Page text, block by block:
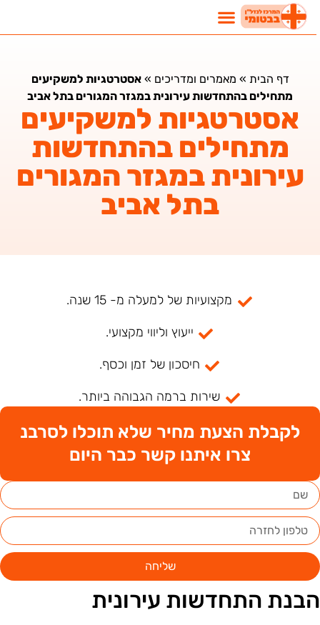
דף הבית»מאמרים ומדריכים»אסטרטגיות למשקיעים
מתחילים בהתחדשות עירונית במגזר המגורים בתל אביב
אסטרטגיות למשקיעים
מתחילים בהתחדשות
עירונית במגזר המגורים
בתל אביב
מקצועיות של למעלה מ- 15 שנה.
ייעוץ וליווי מקצועי.
חיסכון של זמן וכסף.
שירות ברמה הגבוהה ביותר.
לקבלת הצעת מחיר שלא תוכלו לסרבנ
צרו איתנו קשר כבר היום
שליחה
התחדשות עירונית